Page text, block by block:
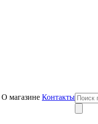
О магазине Контакты